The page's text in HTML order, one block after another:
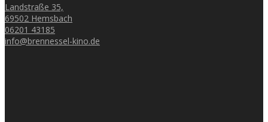
Landstraße 35,
69502 Hemsbach
06201 43185
info@brennessel-kino.de